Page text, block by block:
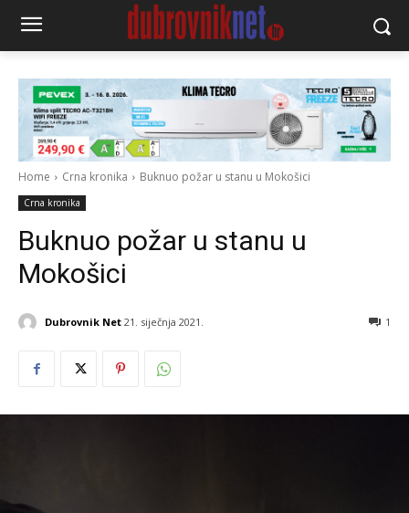
Home Crna kronika Buknuo požar u stanu u Mokošici
Crna kronika
Buknuo požar u stanu u
Mokošici
Dubrovnik Net 21. siječnja 2021. 1